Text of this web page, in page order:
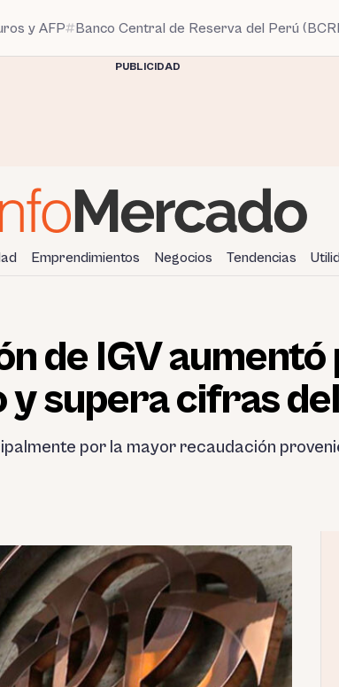
y AFP Banco Central de Reserva del Perú
PUBLICIDAD
Emprendimientos Negocios Tendencias
de IGV
y supera cifras
por la mayor recaudación